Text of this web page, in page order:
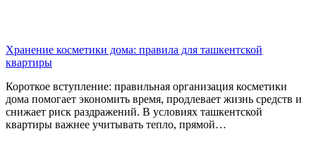
Хранение косметики дома: правила для ташкентской
квартиры
Короткое вступление: правильная организация косметики
дома помогает экономить время, продлевает жизнь средств и
снижает риск раздражений. В условиях ташкентской
квартиры важнее учитывать тепло, прямой…